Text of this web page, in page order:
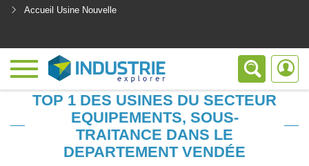
Accueil Usine Nouvelle
TOP 1 DES USINES DU SECTEUR
EQUIPEMENTS, SOUS-
TRAITANCE DANS LE
DEPARTEMENT VENDÉE